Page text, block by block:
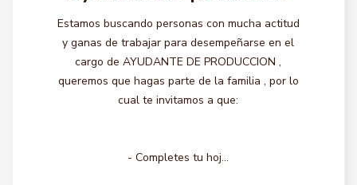
Estamos buscando personas con mucha actitud
y ganas de trabajar para desempeñarse en el
cargo de AYUDANTE DE PRODUCCION ,
queremos que hagas parte de la familia , por lo
cual te invitamos a que:
- Completes tu hoj...